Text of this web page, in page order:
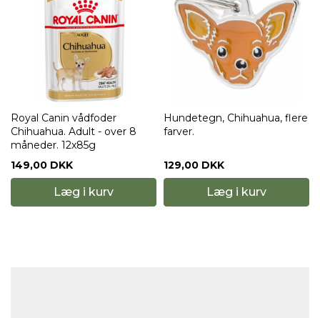
Royal Canin vådfoder
Chihuahua. Adult - over 8
måneder. 12x85g
149,00 DKK
Læg i kurv
Hundetegn, Chihuahua, flere
farver.
129,00 DKK
Læg i kurv